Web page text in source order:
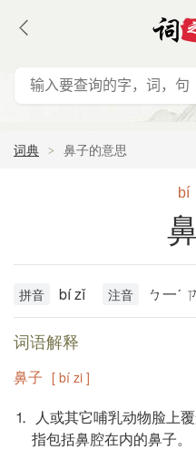
词典 鼻子的意思
bí
拼音 bí zǐ 注音 ㄅ一ˊ
词语解释
鼻子 [ bí zi ]
⒈ 人或其它哺乳动物脸上
指包括鼻腔在内的鼻子。